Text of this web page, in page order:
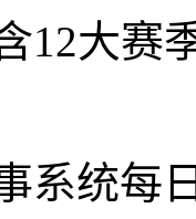
12大赛
系统每